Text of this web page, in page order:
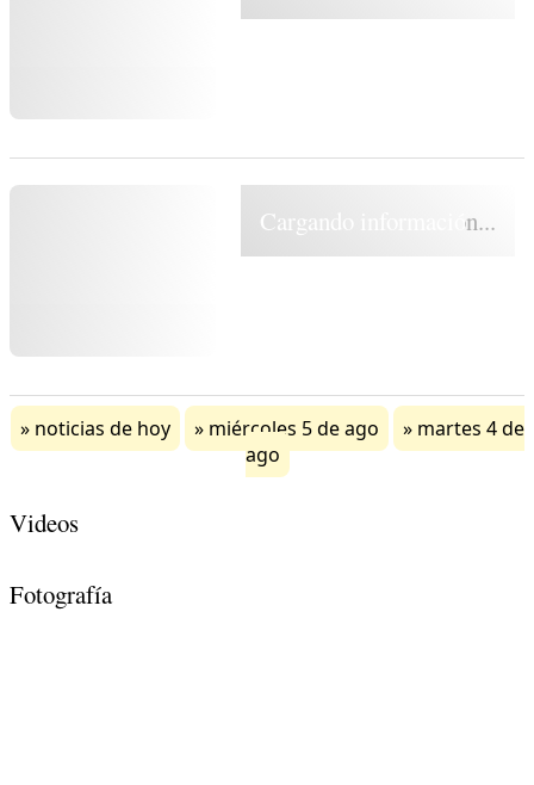
Cargando información...
noticias de hoy miércoles 5 de ago
martes 4 de
ago
Videos
Fotografía